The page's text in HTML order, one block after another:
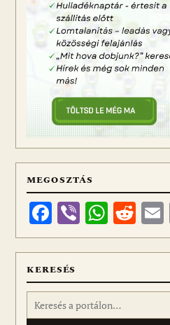
MEGOSZTÁS
Facebook
Viber
KERESÉS
Keresés: